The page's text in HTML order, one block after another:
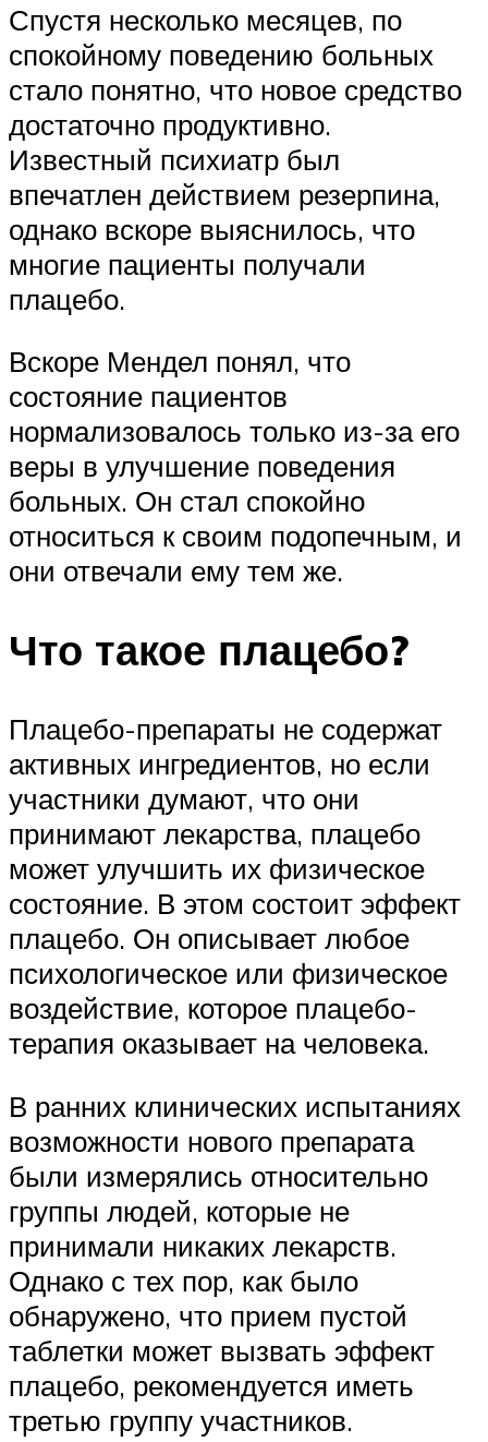
Спустя несколько месяцев, по
спокойному поведению больных
стало понятно, что новое средство
достаточно продуктивно.
Известный психиатр был
впечатлен действием резерпина,
однако вскоре выяснилось, что
многие пациенты получали
плацебо.
Вскоре Мендел понял, что
состояние пациентов
нормализовалось только из-за его
веры в улучшение поведения
больных. Он стал спокойно
относиться к своим подопечным, и
они отвечали ему тем же.
Что такое плацебо?
Плацебо-препараты не содержат
активных ингредиентов, но если
участники думают, что они
принимают лекарства, плацебо
может улучшить их физическое
состояние. В этом состоит эффект
плацебо. Он описывает любое
психологическое или физическое
воздействие, которое плацебо-
терапия оказывает на человека.
В ранних клинических испытаниях
возможности нового препарата
были измерялись относительно
группы людей, которые не
принимали никаких лекарств.
Однако с тех пор, как было
обнаружено, что прием пустой
таблетки может вызвать эффект
плацебо, рекомендуется иметь
третью группу участников.